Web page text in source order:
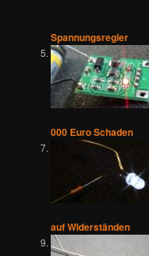
Spannungsregler
000 Euro Schaden
auf Widerständen